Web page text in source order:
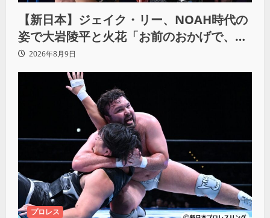
【新日本】ジェイク・リー、NOAH時代の
姿で大岩陵平と火花「お前のおかげで、忘
れてたもの思い出したわ」
2026年8月9日
プロレス